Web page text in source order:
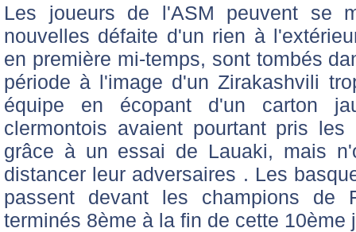
Les joueurs de l'ASM peuvent se
nouvelles défaite d'un rien à
en première mi-temps, sont tombés
période à l'image d'un Zirakashvili
équipe en écopant d'un carton
clermontois avaient pourtant pris
grâce à un essai de Lauaki, mais
distancer leur adversaires . Les
passent devant les champions de
terminés 8ème à la fin de cette 10ème